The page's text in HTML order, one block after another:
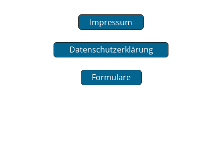
Impressum
Datenschutzerklärung
Formulare